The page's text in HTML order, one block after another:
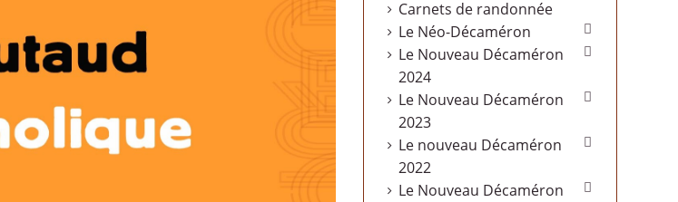
Carnets de randonnée
Le Néo-Décaméron

Le Nouveau Décaméron
2024

Le Nouveau Décaméron
2023

Le nouveau Décaméron
2022

Le Nouveau Décaméron
